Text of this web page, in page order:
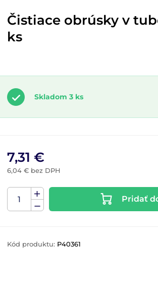
Čistiace obrúsky v
ks
Skladom 3 ks
7,31 €
6,04 € bez DPH
Pridať
Kód produktu: P40361